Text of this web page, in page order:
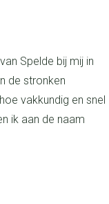
Spelde bij mij in
de stronken
vakkundig en snel
ik aan de naam